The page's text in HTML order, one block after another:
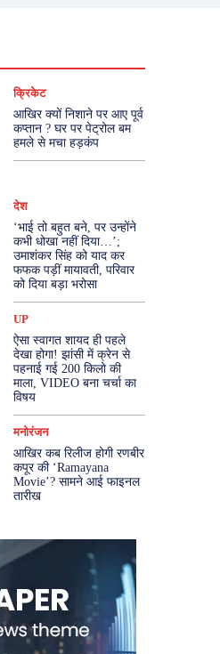
दुनिया
राजनीति वास्तु शास्त्र
More
क्रिकेट
आखिर क्यों निशाने पर आए पूर्व
कप्तान ? घर पर पेट्रोल बम
हमले से मचा हड़कंप
देश
‘भाई तो बहुत बने, पर उन्होंने
कभी धोखा नहीं दिया…’;
उमाशंकर सिंह को याद कर
फफक पड़ीं मायावती, परिवार
को दिया बड़ा भरोसा
UP
ऐसा स्वागत शायद ही पहले
देखा होगा! झांसी में क्रेन से
पहनाई गई 200 किलो की
माला, VIDEO बना चर्चा का
विषय
मनोरंजन
आखिर कब रिलीज होगी रणबीर
कपूर की ‘Ramayana
Movie’? सामने आई फाइनल
तारीख